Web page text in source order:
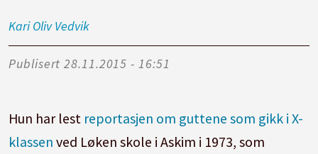
Kari Oliv Vedvik
Publisert 28.11.2015 - 16:51
Hun har lest reportasjen om guttene som gikk i X-
klassenved Løken skole i Askim i 1973, som